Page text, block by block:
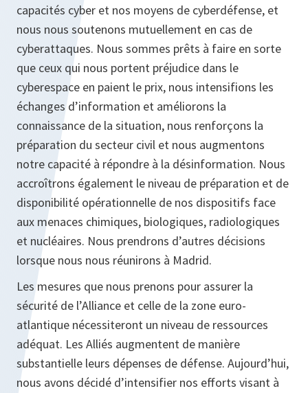
capacités cyber et nos moyens de cyberdéfense, et
nous nous soutenons mutuellement en cas de
cyberattaques. Nous sommes prêts à faire en sorte
que ceux qui nous portent préjudice dans le
cyberespace en paient le prix, nous intensifions les
échanges d’information et améliorons la
connaissance de la situation, nous renforçons la
préparation du secteur civil et nous augmentons
notre capacité à répondre à la désinformation. Nous
accroîtrons également le niveau de préparation et de
disponibilité opérationnelle de nos dispositifs face
aux menaces chimiques, biologiques, radiologiques
et nucléaires. Nous prendrons d’autres décisions
lorsque nous nous réunirons à Madrid.
Les mesures que nous prenons pour assurer la
sécurité de l’Alliance et celle de la zone euro-
atlantique nécessiteront un niveau de ressources
adéquat. Les Alliés augmentent de manière
substantielle leurs dépenses de défense. Aujourd’hui,
nous avons décidé d’intensifier nos efforts visant à